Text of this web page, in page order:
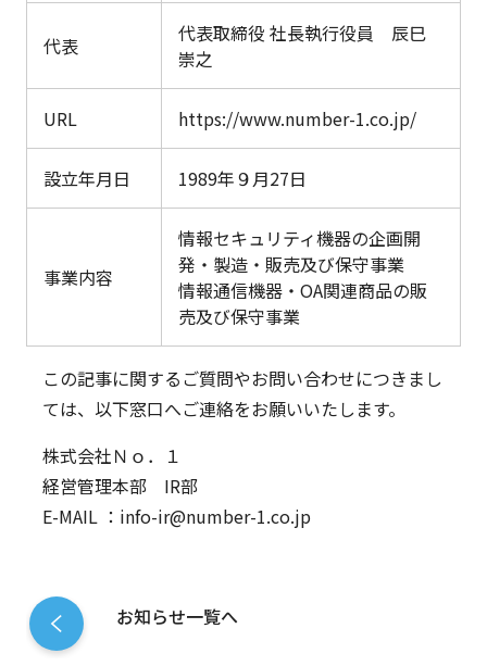
代表
代表取締役 社長執行役員 辰巳
崇之
URL https://www.number-1.co.jp/
設立年月日 1989年９月27日
事業内容
情報セキュリティ機器の企画開
発・製造・販売及び保守事業
情報通信機器・OA関連商品の販
売及び保守事業
この記事に関するご質問やお問い合わせにつきまし
ては、以下窓口へご連絡をお願いいたします。
株式会社Ｎｏ．１
経営管理本部 IR部
E-MAIL ：info-ir@number-1.co.jp
お知らせ一覧へ